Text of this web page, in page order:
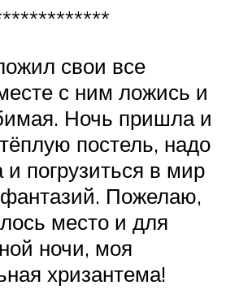
свои все
с ним ложись и
Ночь пришла и
постель, надо
и погрузиться в мир
Пожелаю,
место и для
ночи, моя
хризантема!